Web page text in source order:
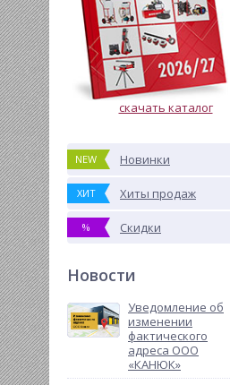
скачать каталог
NEW Новинки
ХИТ Хиты продаж
% Скидки
Новости
Уведомление об
изменении
фактического
адреса ООО
«КАНЮК»